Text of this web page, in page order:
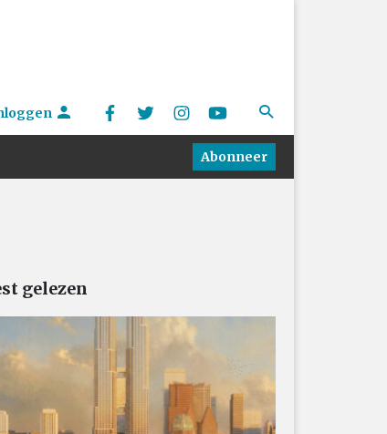
Abonneer
gelezen